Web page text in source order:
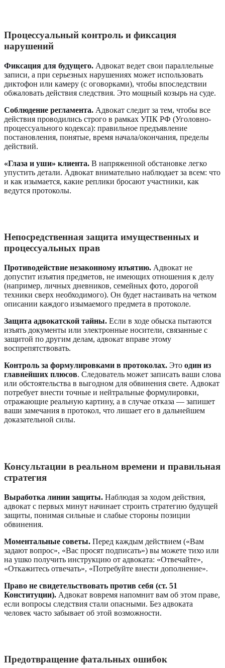
Процессуальный контроль и фиксация
нарушений
Фиксация для будущего. Адвокат ведет свои параллельные
записи, а при серьезных нарушениях может использовать
диктофон или камеру (с оговорками), чтобы впоследствии
обжаловать действия следствия. Это мощный козырь на суде.
Соблюдение регламента. Адвокат следит за тем, чтобы все
действия проводились строго в рамках УПК РФ (Уголовно-
процессуального кодекса): правильное предъявление
постановления, понятые, время начала/окончания, пределы
действий.
«Глаза и уши» клиента. В напряженной обстановке легко
упустить детали. Адвокат внимательно наблюдает за всем: что
и как изымается, какие реплики бросают участники, как
ведутся протоколы.
Непосредственная защита имущественных и
процессуальных прав
Противодействие незаконному изъятию. Адвокат не
допустит изъятия предметов, не имеющих отношения к делу
(например, личных дневников, семейных фото, дорогой
техники сверх необходимого). Он будет настаивать на четком
описании каждого изымаемого предмета в протоколе.
Защита адвокатской тайны. Если в ходе обыска пытаются
изъять документы или электронные носители, связанные с
защитой по другим делам, адвокат вправе этому
воспрепятствовать.
Контроль за формулировками в протоколах. Это один из
главнейших плюсов. Следователь может записать ваши слова
или обстоятельства в выгодном для обвинения свете. Адвокат
потребует внести точные и нейтральные формулировки,
отражающие реальную картину, а в случае отказа — запишет
ваши замечания в протокол, что лишает его в дальнейшем
доказательной силы.
Консультации в реальном времени и правильная
стратегия
Выработка линии защиты. Наблюдая за ходом действия,
адвокат с первых минут начинает строить стратегию будущей
защиты, понимая сильные и слабые стороны позиции
обвинения.
Моментальные советы. Перед каждым действием («Вам
задают вопрос», «Вас просят подписать») вы можете тихо или
на ушко получить инструкцию от адвоката: «Отвечайте»,
«Откажитесь отвечать», «Потребуйте внести дополнение».
Право не свидетельствовать против себя (ст. 51
Конституции). Адвокат вовремя напомнит вам об этом праве,
если вопросы следствия стали опасными. Без адвоката
человек часто забывает об этой возможности.
Предотвращение фатальных ошибок